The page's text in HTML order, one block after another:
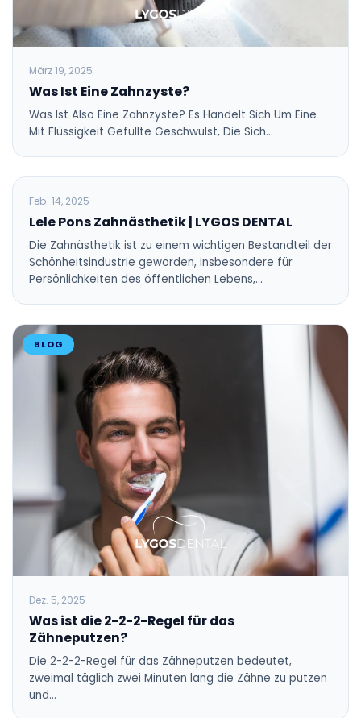
März 19, 2025
Was Ist Eine Zahnzyste?
Was Ist Also Eine Zahnzyste? Es Handelt Sich Um Eine
Mit Flüssigkeit Gefüllte Geschwulst, Die Sich…
BLOG
Feb. 14, 2025
Lele Pons Zahnästhetik | LYGOS DENTAL
Die Zahnästhetik ist zu einem wichtigen Bestandteil der
Schönheitsindustrie geworden, insbesondere für
Persönlichkeiten des öffentlichen Lebens,…
BLOG
Dez. 5, 2025
Was ist die 2-2-2-Regel für das
Zähneputzen?
Die 2-2-2-Regel für das Zähneputzen bedeutet,
zweimal täglich zwei Minuten lang die Zähne zu putzen
und…